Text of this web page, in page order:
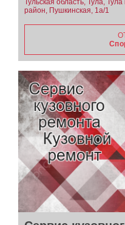
район, Пушкинская, 1а/1